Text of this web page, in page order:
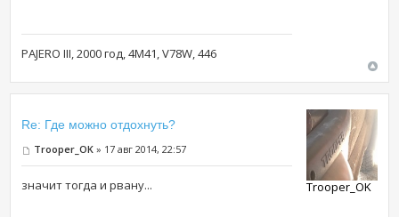
PAJERO III, 2000 год, 4М41, V78W, 446
Re: Где можно отдохнуть?
Trooper_OK » 17 авг 2014, 22:57
значит тогда и рвану... Trooper_OK